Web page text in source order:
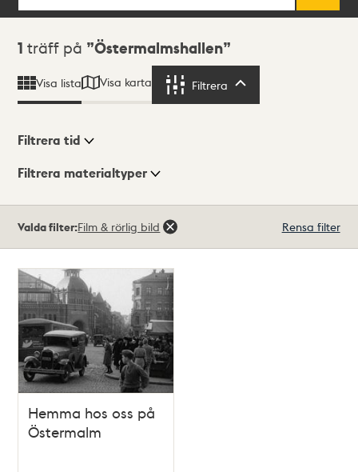
Sökresultat
1 träff på Östermalmshallen
Visa lista Visa karta Filtrera
Visningsläge
Filtrera tid
Filtrera materialtyper
träffar
Valda filter:Film & rörlig bild Rensa filter
Hemma hos oss på
Östermalm